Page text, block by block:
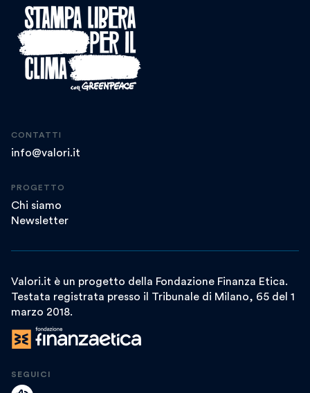
CONTATTI
info@valori.it
PROGETTO
Chi siamo
Newsletter
Valori.it è un progetto della Fondazione Finanza Etica.
Testata registrata presso il Tribunale di Milano, 65 del 1
marzo 2018.
SEGUICI